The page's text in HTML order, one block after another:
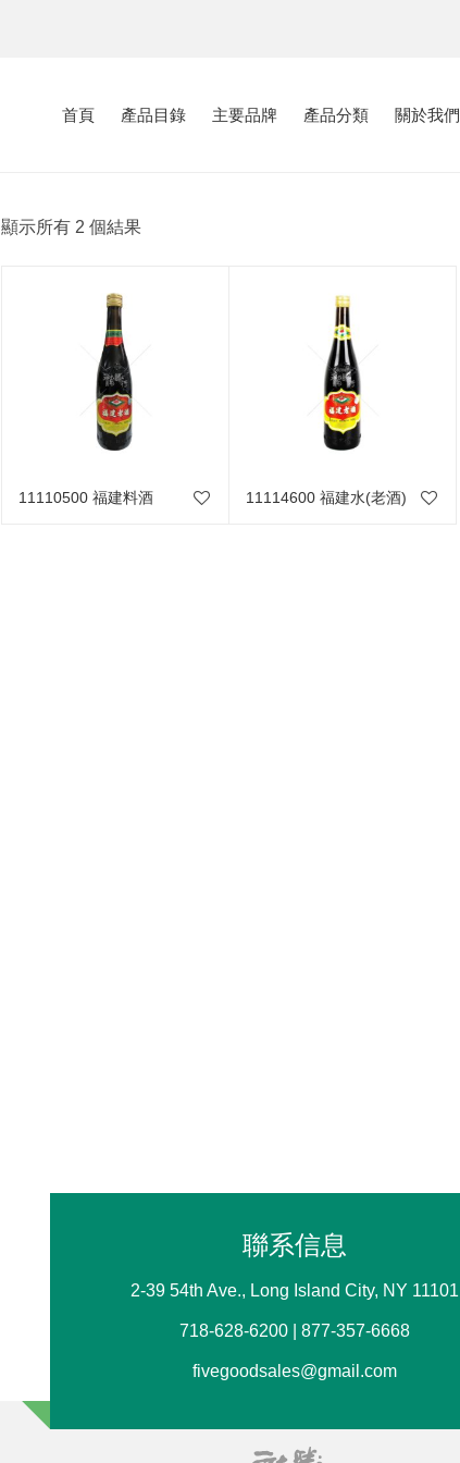
首頁 產品目錄 主要品牌 產品分類 關於我們
顯示所有 2 個結果
11110500 福建料酒 11114600 福建水(老酒)
聯系信息
2-39 54th Ave., Long Island City, NY 11101
718-628-6200 | 877-357-6668
fivegoodsales@gmail.com